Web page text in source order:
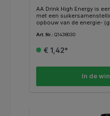
AA Drink High Energy is
met een
opbouw van de energie-
Art. Nr.: Q1438030
€ 1,42*
In de